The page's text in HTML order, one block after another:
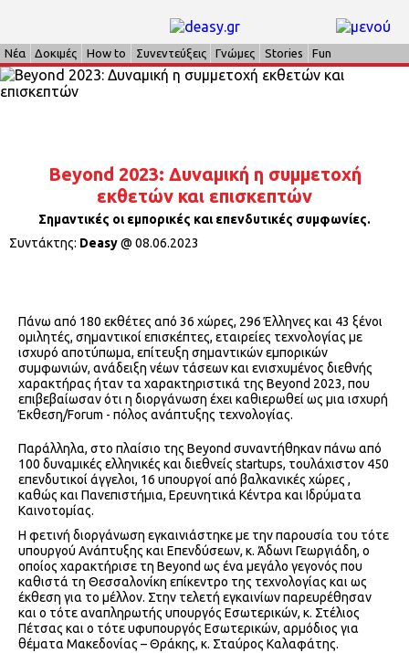
Νέα Δοκιμές How to Συνεντεύξεις Γνώμες Stories Fun
Beyond 2023: Δυναμική η συμμετοχή
εκθετών και επισκεπτών
Σημαντικές οι εμπορικές και επενδυτικές συμφωνίες.
Συντάκτης: Deasy@ 08.06.2023
Πάνω από 180 εκθέτες από 36 χώρες, 296 Έλληνες και 43 ξένοι
ομιλητές, σημαντικοί επισκέπτες, εταιρείες τεχνολογίας με
ισχυρό αποτύπωμα, επίτευξη σημαντικών εμπορικών
συμφωνιών, ανάδειξη νέων τάσεων και ενισχυμένος διεθνής
χαρακτήρας ήταν τα χαρακτηριστικά της Beyond 2023, που
επιβεβαίωσαν ότι η διοργάνωση έχει καθιερωθεί ως μια ισχυρή
Έκθεση/Forum - πόλος ανάπτυξης τεχνολογίας.
Παράλληλα, στο πλαίσιο της Beyond συναντήθηκαν πάνω από
100 δυναμικές ελληνικές και διεθνείς startups, τουλάχιστον 450
επενδυτικοί άγγελοι, 16 υπουργοί από βαλκανικές χώρες ,
καθώς και Πανεπιστήμια, Ερευνητικά Κέντρα και Ιδρύματα
Καινοτομίας.
H φετινή διοργάνωση εγκαινιάστηκε με την παρουσία του τότε
υπουργού Ανάπτυξης και Επενδύσεων, κ. Άδωνι Γεωργιάδη, ο
οποίος χαρακτήρισε τη Beyond ως ένα μεγάλο γεγονός που
καθιστά τη Θεσσαλονίκη επίκεντρο της τεχνολογίας και ως
έκθεση για το μέλλον. Στην τελετή εγκαινίων παρευρέθησαν
και ο τότε αναπληρωτής υπουργός Εσωτερικών, κ. Στέλιος
Πέτσας και ο τότε υφυπουργός Εσωτερικών, αρμόδιος για
θέματα Μακεδονίας – Θράκης, κ. Σταύρος Καλαφάτης.